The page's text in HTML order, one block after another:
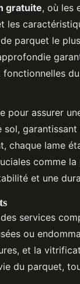
gratuite, où les
les
parquet le
fonctionnelles
pour assurer
chaque lame
comme
et une
services
ou
et la
du parquet,